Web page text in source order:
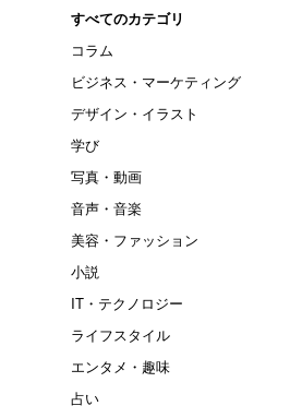
すべてのカテゴリ
コラム
ビジネス・マーケティング
デザイン・イラスト
学び
写真・動画
音声・音楽
美容・ファッション
小説
IT・テクノロジー
ライフスタイル
エンタメ・趣味
占い